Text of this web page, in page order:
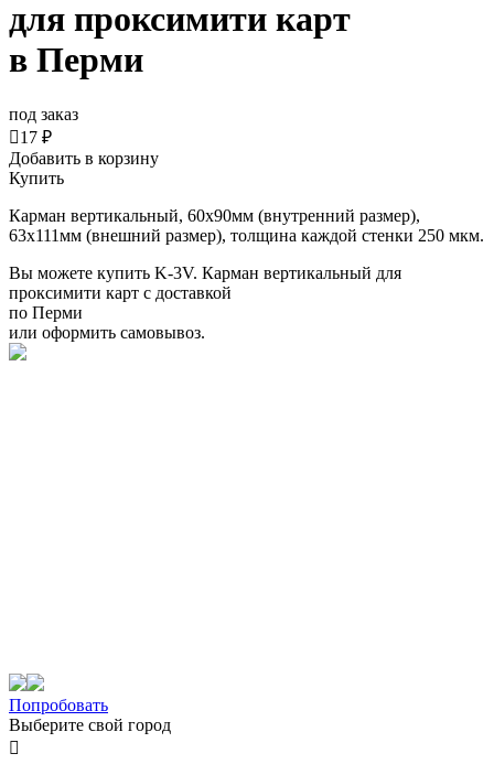
для проксимити карт
в Перми
под заказ
17 ₽
Добавить в корзину
Купить
Карман вертикальный, 60x90мм (внутренний размер),
63х111мм (внешний размер), толщина каждой стенки 250 мкм.
Вы можете купить K-3V. Карман вертикальный для
проксимити карт с доставкой
по Перми
или оформить самовывоз.
Попробовать
Выберите свой город
